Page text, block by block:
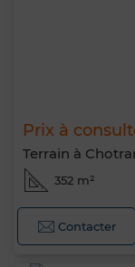
Prix à
Terrain à
352 m²
Contacter